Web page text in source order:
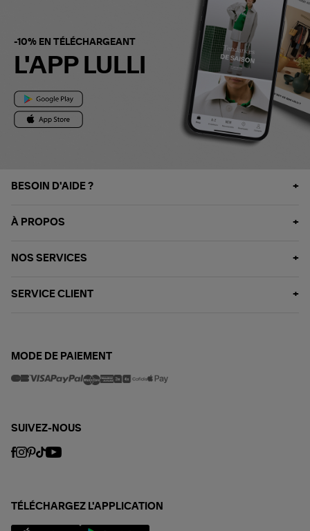
-10% EN TÉLÉCHARGEANT
L'APP LULLI
BESOIN D'AIDE ?
À PROPOS
NOS SERVICES
SERVICE CLIENT
MODE DE PAIEMENT
SUIVEZ-NOUS
TÉLÉCHARGEZ L'APPLICATION